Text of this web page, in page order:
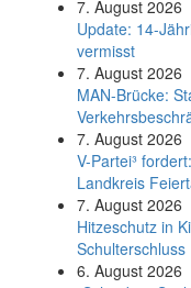
7. August 2026
Update: 14-
vermisst
7. August 2026
MAN-Brücke:
7. August 2026
V-Partei­³
Land­kreis
7. August 2026
Hitzeschutz in
Schulterschluss
6. August 2026